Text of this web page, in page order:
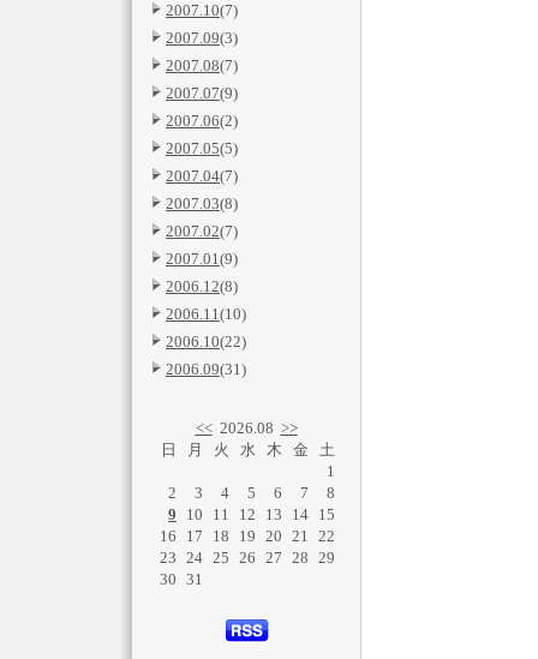
2007.10(7)
2007.09(3)
2007.08(7)
2007.07(9)
2007.06(2)
2007.05(5)
2007.04(7)
2007.03(8)
2007.02(7)
2007.01(9)
2006.12(8)
2006.11(10)
2006.10(22)
2006.09(31)
<<2026.08 >>
日
2
9
16
23
30
月
3
10
17
24
31
火
4
11
18
25
水
5
12
19
26
木
6
13
20
27
金
7
14
21
28
土
1
8
15
22
29